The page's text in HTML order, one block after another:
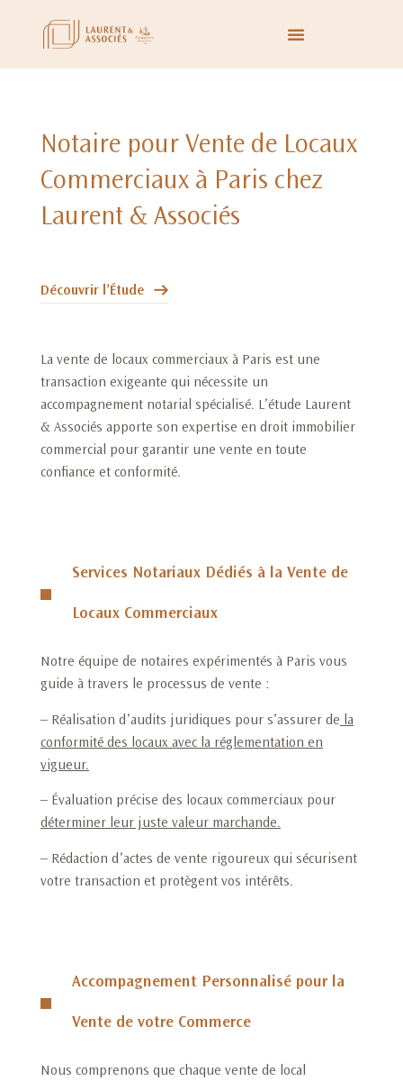
Notaire pour Vente de Locaux
Commerciaux à Paris chez
Laurent & Associés
Découvrir l’Étude
La vente de locaux commerciaux à Paris est une
transaction exigeante qui nécessite un
accompagnement notarial spécialisé. L’étude Laurent
& Associés apporte son expertise en droit immobilier
commercial pour garantir une vente en toute
confiance et conformité.
Services Notariaux Dédiés à la Vente de
Locaux Commerciaux
Notre équipe de notaires expérimentés à Paris vous
guide à travers le processus de vente :
– Réalisation d’audits juridiques pour s’assurer de la
conformité des locaux avec la réglementation en
vigueur.
– Évaluation précise des locaux commerciaux pour
déterminer leur juste valeur marchande.
– Rédaction d’actes de vente rigoureux qui sécurisent
votre transaction et protègent vos intérêts.
Accompagnement Personnalisé pour la
Vente de votre Commerce
Nous comprenons que chaque vente de local